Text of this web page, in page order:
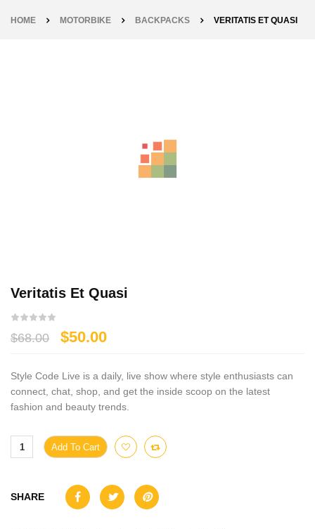
HOME MOTORBIKE BACKPACKS VERITATIS ET QUASI
Veritatis Et Quasi
$68.00 $50.00
Style Code Live is a daily, live show where style enthusiasts can
connect, chat, shop, and get the inside scoop on the latest
fashion and beauty trends.
Add To Cart
SHARE